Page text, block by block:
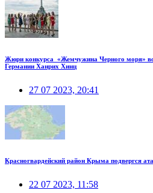
Жюри конкурса «Жемчужина Черного моря»
Германии Ханрих Хинц
27 07 2023, 20:41
Красногвардейский район Крыма подвергся
22 07 2023, 11:58